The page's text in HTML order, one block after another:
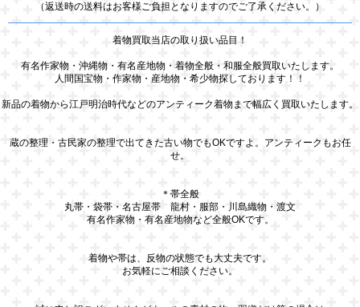
（返送時の送料はお客様ご負担となりますのでご了承ください。）
着物買取当店の取り扱い品目！
有名作家物・沖縄物・有名産地物・着物全般・和服全般買取いたします。
人間国宝物・作家物・産地物・希少物探しております！！
新品の着物から江戸明治時代などのアンティーク着物まで幅広く買取いたします。
蔵の整理・古民家の整理で出てきた古い物でもOKですよ。アンティークもお任
せ。
＊帯全般
丸帯・袋帯・名古屋帯 龍村・服部・川島織物・渡文
有名作家物・有名産地物など全般OKです。
着物や帯は、反物の状態でも大丈夫です。
お気軽にご相談ください。